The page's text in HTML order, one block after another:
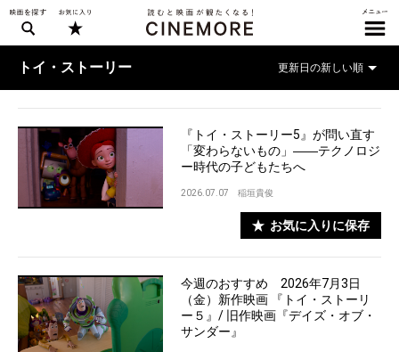
トイ・ストーリー
『トイ・ストーリー5』が問い直す
「変わらないもの」――テクノロジ
ー時代の子どもたちへ
2026.07.07 稲垣貴俊
お気に入りに保存
今週のおすすめ 2026年7月3日
（金）新作映画 『トイ・ストーリ
ー５』/ 旧作映画『デイズ・オブ・
サンダー』